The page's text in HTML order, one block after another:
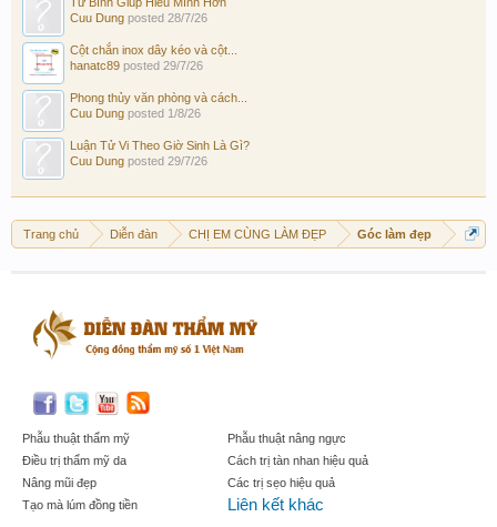
Cuu Dung posted 28/7/26
Cột chắn inox dây kéo và cột...
hanatc89 posted 29/7/26
Phong thủy văn phòng và cách...
Cuu Dung posted 1/8/26
Luận Tử Vi Theo Giờ Sinh Là Gì?
Cuu Dung posted 29/7/26
Trang chủ Diễn đàn CHỊ EM CÙNG LÀM ĐẸP Góc làm đẹp
Phẫu thuật thẩm mỹ
Điều trị thẩm mỹ da
Nâng mũi đẹp
Tạo mà lúm đồng tiền
Phẫu thuật nâng ngực
Cách trị tàn nhan hiệu quả
Các trị sẹo hiệu quả
Liên kết khác